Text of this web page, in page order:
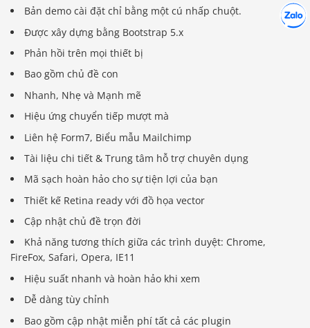
Bản demo cài đặt chỉ bằng một cú nhấp chuột.
Được xây dựng bằng Bootstrap 5.x
Phản hồi trên mọi thiết bị
Bao gồm chủ đề con
Nhanh, Nhẹ và Mạnh mẽ
Hiệu ứng chuyển tiếp mượt mà
Liên hệ Form7, Biểu mẫu Mailchimp
Tài liệu chi tiết & Trung tâm hỗ trợ chuyên dụng
Mã sạch hoàn hảo cho sự tiện lợi của bạn
Thiết kế Retina ready với đồ họa vector
Cập nhật chủ đề trọn đời
Khả năng tương thích giữa các trình duyệt: Chrome,
FireFox, Safari, Opera, IE11
Hiệu suất nhanh và hoàn hảo khi xem
Dễ dàng tùy chỉnh
Bao gồm cập nhật miễn phí tất cả các plugin
Chát
Hợp tác